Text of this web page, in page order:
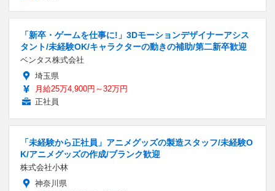
「新卒・ゲームを仕事に!」3Dモーションデザイナーアシス
タント/未経験OK/キャラクターの動きの補助/第二新卒歓迎
ベンタス株式会社
埼玉県
月給25万4,900円～32万円
正社員
「未経験から正社員」アニメグッズの製造スタッフ/未経験O
K/アニメグッズの作成/ブランク歓迎
株式会社小林
神奈川県